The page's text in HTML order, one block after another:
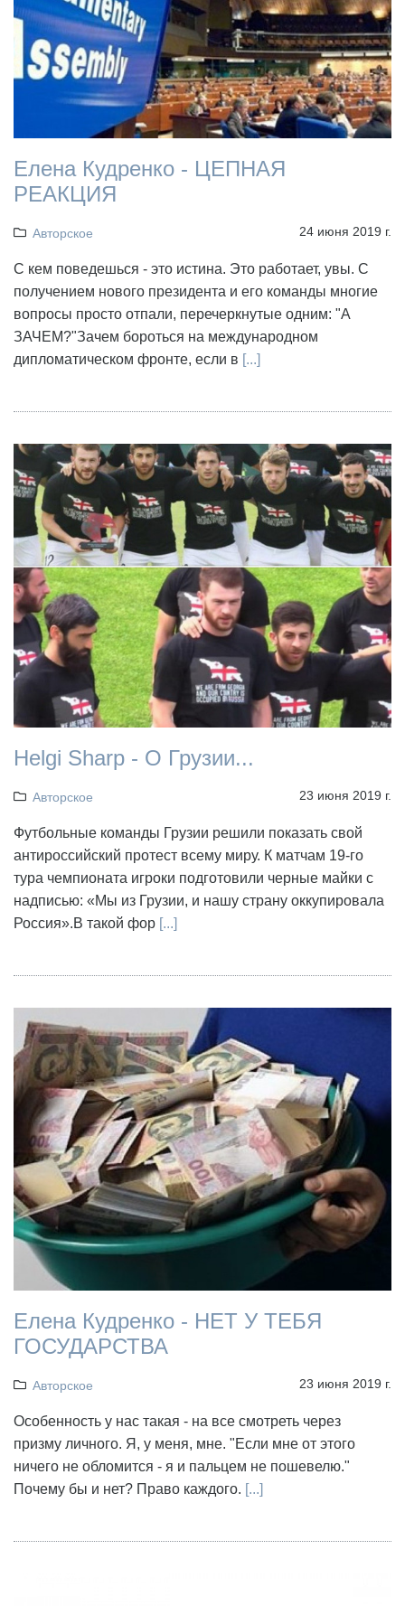
Елена Кудренко - ЦЕПНАЯ
РЕАКЦИЯ
Авторское 24 июня 2019 г.
С кем поведешься - это истина. Это работает, увы. С
получением нового президента и его команды многие
вопросы просто отпали, перечеркнутые одним: "А
ЗАЧЕМ?"Зачем бороться на международном
дипломатическом фронте, если в [...]
Helgi Sharp - О Грузии...
Авторское 23 июня 2019 г.
Футбольные команды Грузии решили показать свой
антироссийский протест всему миру. К матчам 19-го
тура чемпионата игроки подготовили черные майки с
надписью: «Мы из Грузии, и нашу страну оккупировала
Россия».В такой фор [...]
Елена Кудренко - НЕТ У ТЕБЯ
ГОСУДАРСТВА
Авторское 23 июня 2019 г.
Особенность у нас такая - на все смотреть через
призму личного. Я, у меня, мне. "Если мне от этого
ничего не обломится - я и пальцем не пошевелю."
Почему бы и нет? Право каждого. [...]